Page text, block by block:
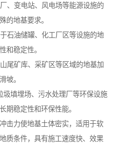
、变电站、风电场等能源设施的
的地基要求。
石油储罐、化工厂区等设施的地
和稳定性。
尾矿库、采矿区等区域的地基加
坡。
圾填埋场、污水处理厂等环保设施
期稳定性和环保性能。
击力使地基土体密实，适用于软
质条件，具有施工速度快、效果